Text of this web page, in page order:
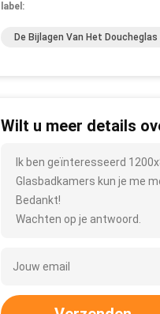
label:
De Bijlagen Van Het Doucheglas
Wilt u meer details
Ik ben geïnteresseerd
Glasbadkamers kun je me
Bedankt!
Wachten op je antwoord.